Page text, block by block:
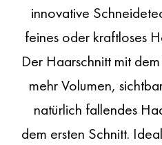
für feines
innovative
feines oder kraftloses
Der Haarschnitt mit
mehr Volumen,
natürlich fallendes
dem ersten Schnitt.